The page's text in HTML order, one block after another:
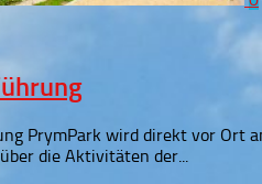
PrymPark wird direkt vor
die Aktivitäten der...